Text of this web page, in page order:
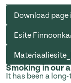
Download page
Esite
Smoking in our
It has been a